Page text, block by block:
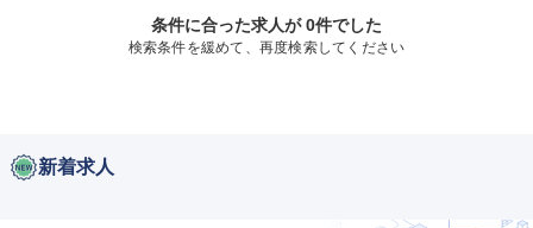
条件に合った求人が 0件でした
検索条件を緩めて、再度検索してください
新着求人